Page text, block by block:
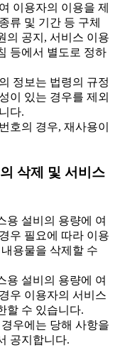
이용자의 이용을 제
류 및 기간 등 구체
의 공지, 서비스 이용
등에서 별도로 정하
정보는 법령의 규정
이 있는 경우를 제외
다.
호의 경우, 재사용이
삭제 및 서비스
설비의 용량에 여
우 필요에 따라 이용
용물을 삭제할 수
설비의 용량에 여
우 이용자의 서비스
할 수 있습니다.
우에는 당해 사항을
공지합니다.